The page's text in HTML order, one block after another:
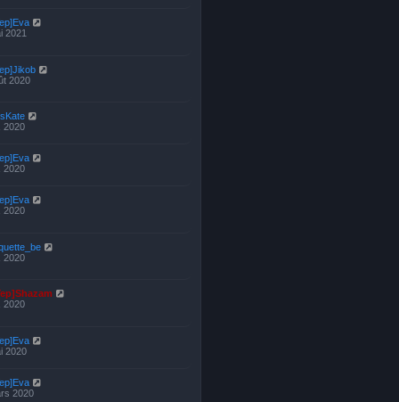
2021
2020
2020
2020
2020
2020
2020
2020
2020